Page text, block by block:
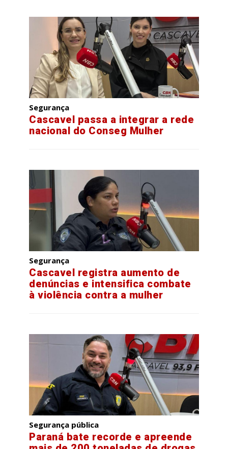
Segurança
Cascavel passa a integrar a rede
nacional do Conseg Mulher
Segurança
Cascavel registra aumento de
denúncias e intensifica combate
à violência contra a mulher
Segurança pública
Paraná bate recorde e apreende